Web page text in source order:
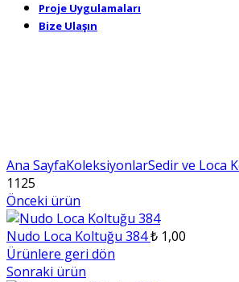
Proje Uygulamaları
Bize Ulaşın
Ana SayfaKoleksiyonlarSedir ve Loca
1125
Önceki ürün
Nudo Loca Koltuğu 384₺ 1,00
Ürünlere geri dön
Sonraki ürün